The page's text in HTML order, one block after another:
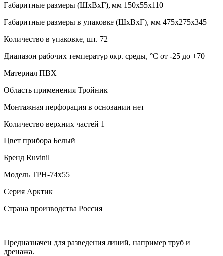
Габаритные размеры (ШxВxГ), мм 150x55x110
Габаритные размеры в упаковке (ШxВxГ), мм 475x275x345
Количество в упаковке, шт. 72
Диапазон рабочих температур окр. среды, °C от -25 до +70
Материал ПВХ
Область применения Тройник
Монтажная перфорация в основании нет
Количество верхних частей 1
Цвет прибора Белый
Бренд Ruvinil
Модель ТРН-74х55
Серия Арктик
Страна производства Россия
Предназначен для разведения линий, например труб и
дренажа.